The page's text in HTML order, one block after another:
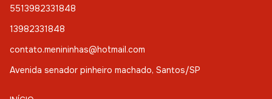
5513982331848
13982331848
contato.menininhas@hotmail.com
Avenida senador pinheiro machado, Santos/SP